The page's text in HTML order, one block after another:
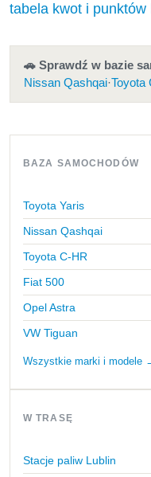
tabela kwot i punktów
🚗 Sprawdź w bazie
Nissan Qashqai·Toyota
BAZA SAMOCHODÓW
Toyota Yaris
Nissan Qashqai
Toyota C-HR
Fiat 500
Opel Astra
VW Tiguan
Wszystkie marki i modele
W TRASĘ
Stacje paliw Lublin